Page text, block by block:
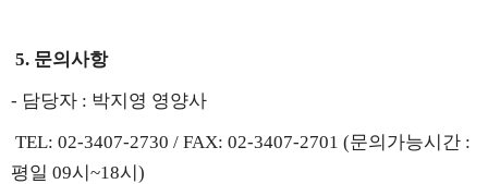
5. 문의사항
- 담당자 : 박지영 영양사
TEL: 02-3407-2730 / FAX: 02-3407-2701 (문의가능시간 :
평일 09시~18시)